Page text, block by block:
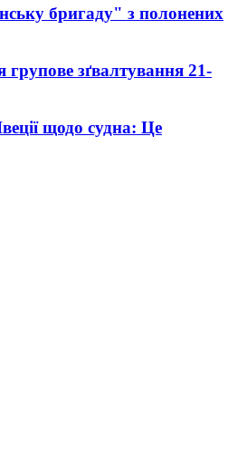
бригаду" з полонених
групове зґвалтування 21-
щодо судна: Це